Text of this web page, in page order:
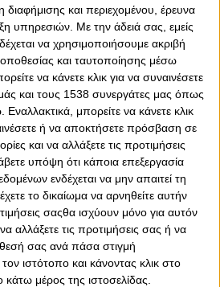
διαφήμισης και περιεχομένου, έρευνα
υπηρεσιών. Με την άδειά σας, εμείς
να χρησιμοποιήσουμε ακριβή
και ταυτοποίησης μέσω
να κάνετε κλικ για να συναινέσετε
και τους 1538 συνεργάτες μας όπως
μπορείτε να κάνετε κλικ
ή να αποκτήσετε πρόσβαση σε
και να αλλάξετε τις προτιμήσεις
υπόψη ότι κάποια επεξεργασία
ενδέχεται να μην απαιτεί τη
το δικαίωμα να αρνηθείτε αυτήν
σαςθα ισχύουν μόνο για αυτόν
αλλάξετε τις προτιμήσεις σας ή να
σας ανά πάσα στιγμή
ιστότοπο και κάνοντας κλικ στο
μέρος της ιστοσελίδας.
μέρος η αγωνιστική ομάδα
στους Χειμερινούς Αγώνες
Νεανίδων που θα
17-19/2/2017.
του Ολυμπιακού:
Φωτεινή, Τροχαλάκη
Γκελντή Ειρήνη, Μασαλή Άννα
Γεωργία, Γεωργακοπούλου
Μενελάου Ευη, Λάρδα
,Μπούνταλης Αναστάσης,
Βαγγέλης, Γρίβας
Παναγιώτης, Γεωργακόπουλος
Αλέξανδρος, Δρόσος Νικόλαος,
Νίκος, Μαυροδήμος